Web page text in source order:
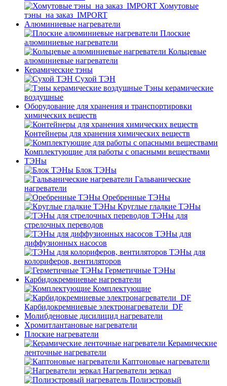
Хомутовые
тэны_на заказ_IMPORT
Алюминиевые нагреватели
Плоские
алюминиевые нагреватели
Кольцевые
алюминиевые нагреватели
Керамические тэны
Сухой ТЭН
Тэны керамические
воздушные
Оборудование для хранения и транспортировки
химических веществ
Контейнеры для хранения химических веществ
Комплектующие для работы с опасными веществами
ТЭНы
Блок ТЭНы
Гальванические
нагреватели
Оребренные ТЭНы
Круглые гладкие ТЭНы
ТЭНы для
стрелочных переводов
ТЭНы для
диффузионных насосов
ТЭНы для
колориферов, вентиляторов
Герметичные ТЭНы
Карбидокремниевые нагреватели
Комплектующие
Карбидокремниевые электронагреватели_DF
Молибденовые дисилицид нагреватели
Хромитлантановые нагреватели
Плоские нагреватели
Керамические
ленточные нагреватели
Каптоновые нагреватели
Нагреватели зеркал
Полиэстровый